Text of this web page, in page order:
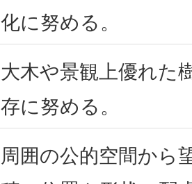
化に努める。
大木や景観上優れた
存に努める。
周囲の公的空間から